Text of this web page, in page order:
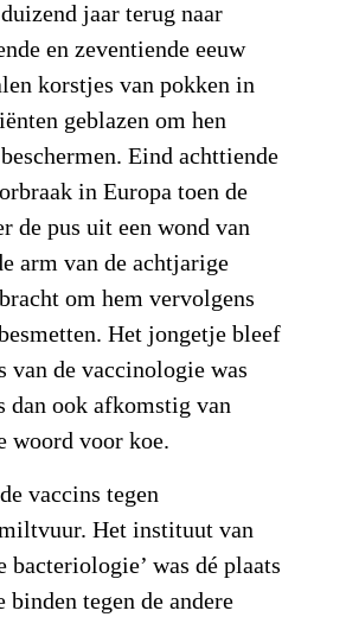
jaar terug naar
en zeventiende eeuw
korstjes van pokken in
geblazen om hen
Eind achttiende
in Europa toen de
de pus uit een wond van
arm van de achtjarige
om hem vervolgens
Het jongetje bleef
van de vaccinologie was
dan ook afkomstig van
woord voor koe.
vaccins tegen
Het instituut van
bacteriologie’ was dé plaats
tegen de andere